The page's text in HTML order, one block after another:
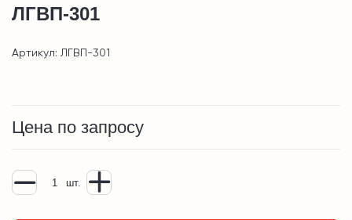
ЛГВП-301
Артикул: ЛГВП-301
Цена по запросу
шт.